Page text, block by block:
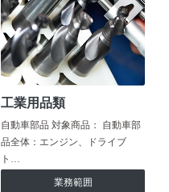
工業用品類
自動車部品 対象商品： 自動車部
品全体：エンジン、ドライブ
ト…
業務範囲